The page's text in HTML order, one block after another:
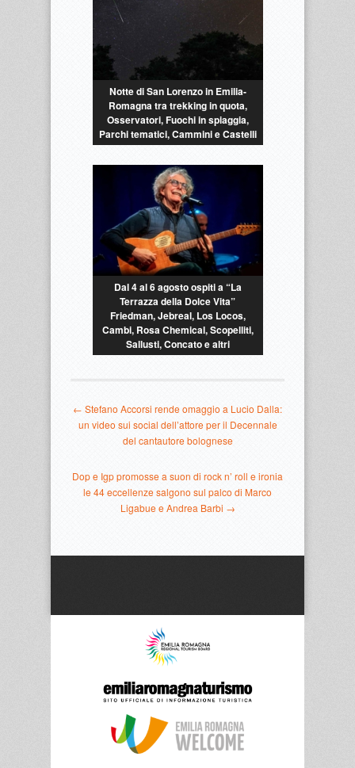
Notte di San Lorenzo in Emilia-
Romagna tra trekking in quota,
Osservatori, Fuochi in spiaggia,
Parchi tematici, Cammini e Castelli
Dal 4 al 6 agosto ospiti a “La
Terrazza della Dolce Vita”
Friedman, Jebreal, Los Locos,
Cambi, Rosa Chemical, Scopelliti,
Sallusti, Concato e altri
← Stefano Accorsi rende omaggio a Lucio Dalla:
un video sui social dell’attore per il Decennale
del cantautore bolognese
Dop e Igp promosse a suon di rock n’ roll e ironia
le 44 eccellenze salgono sul palco di Marco
Ligabue e Andrea Barbi →